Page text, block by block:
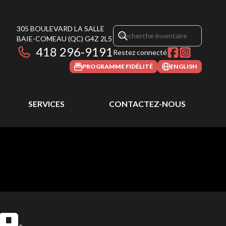
305 BOULEVARD LA SALLE
BAIE-COMEAU (QC) G4Z 2L5
418 296-9191Restez connecté
PROGRAMME FIDÉLITÉ ENGLISH
SERVICES CONTACTEZ-NOUS